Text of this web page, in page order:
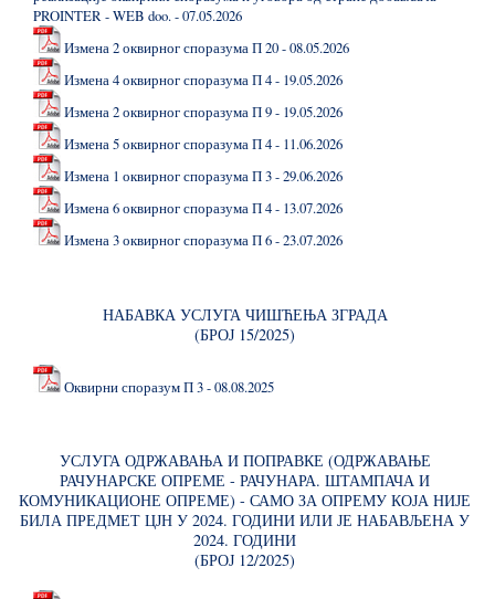
PROINTER - WEB doo. - 07.05.2026
Измена 2 оквирног споразума П 20 - 08.05.2026
Измена 4 оквирног споразума П 4 - 19.05.2026
Измена 2 оквирног споразума П 9 - 19.05.2026
Измена 5 оквирног споразума П 4 - 11.06.2026
Измена 1 оквирног споразума П 3 - 29.06.2026
Измена 6 оквирног споразума П 4 - 13.07.2026
Измена 3 оквирног споразума П 6 - 23.07.2026
НАБАВКА УСЛУГА ЧИШЋЕЊА ЗГРАДА
(БРОЈ 15/2025)
Оквирни споразум П 3 - 08.08.2025
УСЛУГА ОДРЖАВАЊА И ПОПРАВКЕ (ОДРЖАВАЊЕ
РАЧУНАРСКЕ ОПРЕМЕ - РАЧУНАРА. ШТАМПАЧА И
КОМУНИКАЦИОНЕ ОПРЕМЕ) - САМО ЗА ОПРЕМУ КОЈА НИЈЕ
БИЛА ПРЕДМЕТ ЦЈН У 2024. ГОДИНИ ИЛИ ЈЕ НАБАВЉЕНА У
2024. ГОДИНИ
(БРОЈ 12/2025)